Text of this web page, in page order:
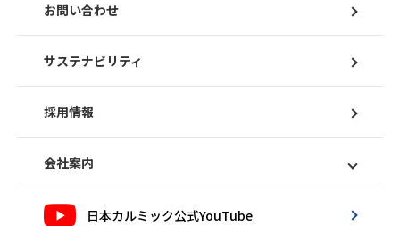
お問い合わせ
サステナビリティ
採用情報
会社案内
日本カルミック公式YouTube